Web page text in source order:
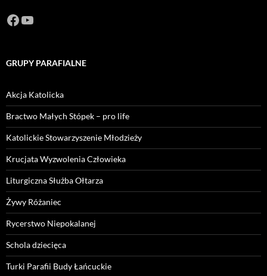
Facebook
https://www.youtube.com/channel/
GRUPY PARAFIALNE
Akcja Katolicka
Bractwo Małych Stópek – pro life
Katolickie Stowarzyszenie Młodzieży
Krucjata Wyzwolenia Człowieka
Liturgiczna Służba Ołtarza
Żywy Różaniec
Rycerstwo Niepokalanej
Schola dziecięca
Turki Parafii Budy Łańcuckie